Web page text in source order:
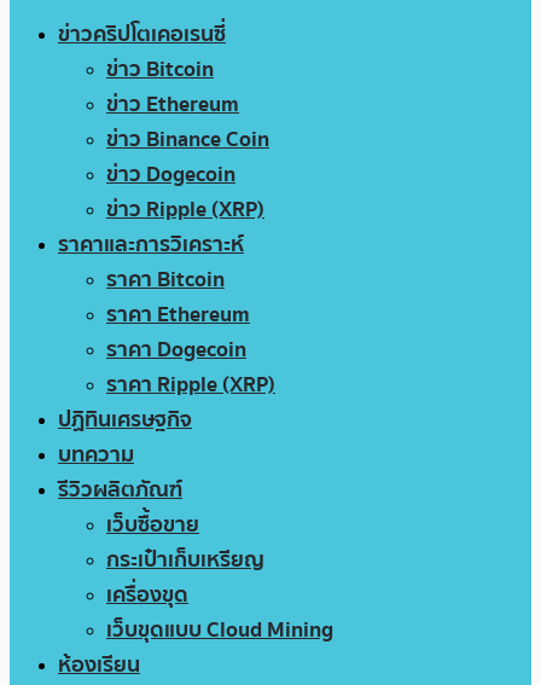
ข่าวคริปโตเคอเรนซี่
ข่าว Bitcoin
ข่าว Ethereum
ข่าว Binance Coin
ข่าว Dogecoin
ข่าว Ripple (XRP)
ราคาและการวิเคราะห์
ราคา Bitcoin
ราคา Ethereum
ราคา Dogecoin
ราคา Ripple (XRP)
ปฏิทินเศรษฐกิจ
บทความ
รีวิวผลิตภัณฑ์
เว็บซื้อขาย
กระเป๋าเก็บเหรียญ
เครื่องขุด
เว็บขุดแบบ Cloud Mining
ห้องเรียน